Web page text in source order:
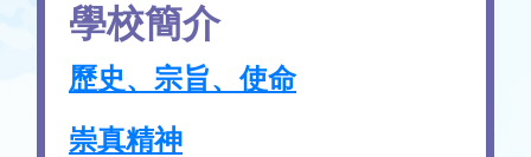
學校簡介
歷史、宗旨、使命
崇真精神